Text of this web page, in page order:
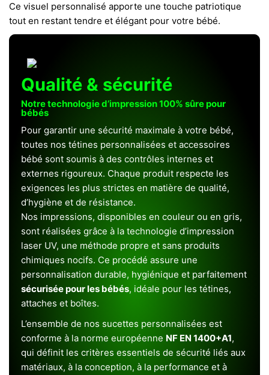
Ce visuel personnalisé apporte une touche patriotique
tout en restant tendre et élégant pour votre bébé.
Qualité & sécurité
Notre technologie d’impression 100% sûre pour
bébés
Pour garantir une sécurité maximale à votre bébé,
toutes nos tétines personnalisées et accessoires
bébé sont soumis à des contrôles internes et
externes rigoureux. Chaque produit respecte les
exigences les plus strictes en matière de qualité,
d’hygiène et de résistance.
Nos impressions, disponibles en couleur ou en gris,
sont réalisées grâce à la technologie d’impression
laser UV, une méthode propre et sans produits
chimiques nocifs. Ce procédé assure une
personnalisation durable, hygiénique et parfaitement
sécurisée pour les bébés, idéale pour les tétines,
attaches et boîtes.
L’ensemble de nos sucettes personnalisées est
conforme à la norme européenne NF EN 1400+A1,
qui définit les critères essentiels de sécurité liés aux
matériaux, à la conception, à la performance et à